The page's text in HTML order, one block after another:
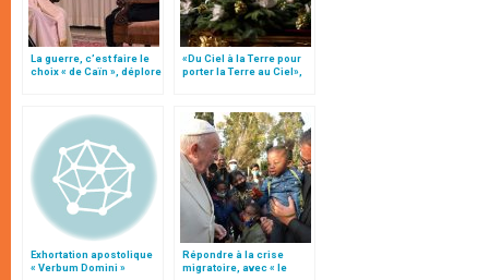
La guerre, c’est faire le
choix « de Caïn », déplore
«Du Ciel à la Terre pour
porter la Terre au Ciel»,
Exhortation apostolique
« Verbum Domini »
Répondre à la crise
migratoire, avec « le